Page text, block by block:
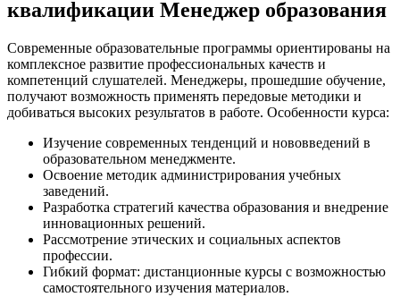
квалификации Менеджер образования
Современные образовательные программы ориентированы на
комплексное развитие профессиональных качеств и
компетенций слушателей. Менеджеры, прошедшие обучение,
получают возможность применять передовые методики и
добиваться высоких результатов в работе. Особенности курса:
Изучение современных тенденций и нововведений в
образовательном менеджменте.
Освоение методик администрирования учебных
заведений.
Разработка стратегий качества образования и внедрение
инновационных решений.
Рассмотрение этических и социальных аспектов
профессии.
Гибкий формат: дистанционные курсы с возможностью
самостоятельного изучения материалов.